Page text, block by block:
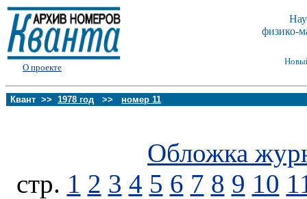
О проекте
физико-
Квант >> 1978 год >> номер 11
Обложка
стp. 1 2 3 4 5 6 7 8 9 10